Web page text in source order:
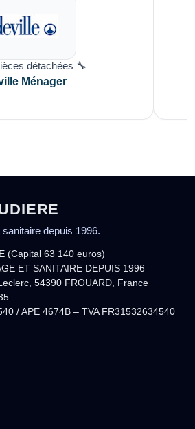
détachées 🔧
Ménager
depuis 1996.
(Capital 63 140 euros)
ET SANITAIRE DEPUIS 1996
54390 FROUARD, France
/ APE 4674B – TVA FR31532634540